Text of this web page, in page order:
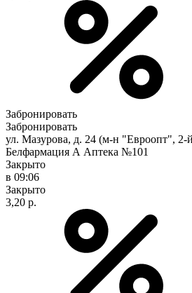
Забронировать
Забронировать
ул. Мазурова, д. 24 (м-н "Евроопт", 2-
Белфармация А Аптека №101
Закрыто
в 09:06
Закрыто
3,20 р.